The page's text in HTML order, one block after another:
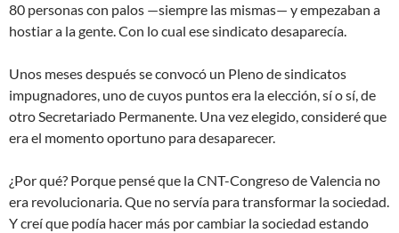
80 personas con palos —siempre las mismas— y empezaban a
hostiar a la gente. Con lo cual ese sindicato desaparecía.
Unos meses después se convocó un Pleno de sindicatos
impugnadores, uno de cuyos puntos era la elección, sí o sí, de
otro Secretariado Permanente. Una vez elegido, consideré que
era el momento oportuno para desaparecer.
¿Por qué? Porque pensé que la CNT-Congreso de Valencia no
era revolucionaria. Que no servía para transformar la sociedad.
Y creí que podía hacer más por cambiar la sociedad estando